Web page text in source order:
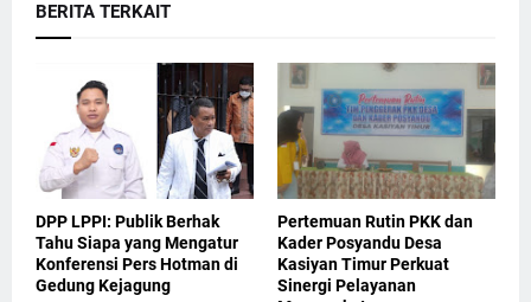
BERITA TERKAIT
DPP LPPI: Publik Berhak
Tahu Siapa yang Mengatur
Konferensi Pers Hotman di
Gedung Kejagung
Pertemuan Rutin PKK dan
Kader Posyandu Desa
Kasiyan Timur Perkuat
Sinergi Pelayanan